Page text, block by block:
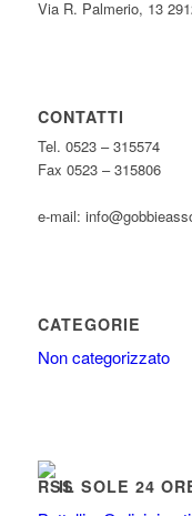
Via R. Palmerio, 13
CONTATTI
Tel. 0523 – 315574
Fax 0523 – 315806
e-mail:
CATEGORIE
Non categorizzato
IL SOLE 24